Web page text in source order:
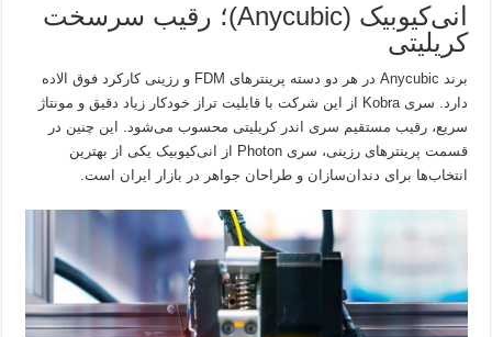
انی‌کیوبیک (Anycubic)؛ رقیب سرسخت
کریلیتی
برند Anycubic در هر دو دسته پرینترهای FDM و رزینی کارکرد فوق الاده
دارد. سری Kobra از این شرکت با قابلیت تراز خودکار زیاد دقیق و مونتاژ
سریع، رقیب مستقیم سری اندر کریلیتی محسوب می‌شود. این چنین در
قسمت پرینترهای رزینی، سری Photon از انی‌کیوبیک یکی از بهترین
انتخاب‌ها برای دندان‌سازان و طراحان جواهر در بازار ایران است.